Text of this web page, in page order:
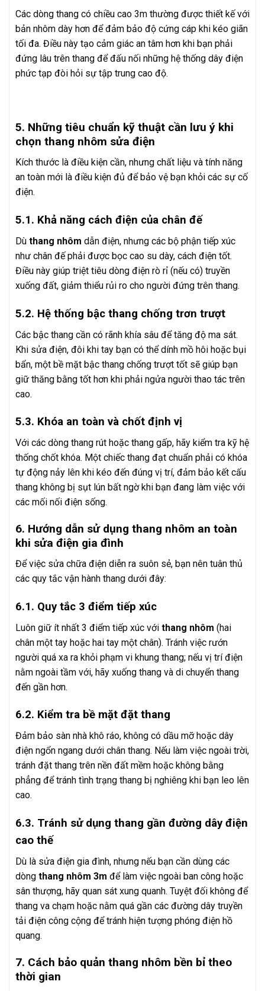
Các dòng thang có chiều cao 3m thường được thiết kế với
bản nhôm dày hơn để đảm bảo độ cứng cáp khi kéo giãn
tối đa. Điều này tạo cảm giác an tâm hơn khi bạn phải
đứng lâu trên thang để đấu nối những hệ thống dây điện
phức tạp đòi hỏi sự tập trung cao độ.
5. Những tiêu chuẩn kỹ thuật cần lưu ý khi
chọn thang nhôm sửa điện
Kích thước là điều kiện cần, nhưng chất liệu và tính năng
an toàn mới là điều kiện đủ để bảo vệ bạn khỏi các sự cố
điện.
5.1. Khả năng cách điện của chân đế
Dù thang nhôm dẫn điện, nhưng các bộ phận tiếp xúc
như chân đế phải được bọc cao su dày, cách điện tốt.
Điều này giúp triệt tiêu dòng điện rò rỉ (nếu có) truyền
xuống đất, giảm thiểu rủi ro cho người đứng trên thang.
5.2. Hệ thống bậc thang chống trơn trượt
Các bậc thang cần có rãnh khía sâu để tăng độ ma sát.
Khi sửa điện, đôi khi tay bạn có thể dính mồ hôi hoặc bụi
bẩn, một bề mặt bậc thang chống trượt tốt sẽ giúp bạn
giữ thăng bằng tốt hơn khi phải ngửa người thao tác trên
cao.
5.3. Khóa an toàn và chốt định vị
Với các dòng thang rút hoặc thang gấp, hãy kiểm tra kỹ hệ
thống chốt khóa. Một chiếc thang đạt chuẩn phải có khóa
tự động nảy lên khi kéo đến đúng vị trí, đảm bảo kết cấu
thang không bị sụt lún bất ngờ khi bạn đang làm việc với
các mối nối điện sống.
6. Hướng dẫn sử dụng thang nhôm an toàn
khi sửa điện gia đình
Để việc sửa chữa điện diễn ra suôn sẻ, bạn nên tuân thủ
các quy tắc vận hành thang dưới đây:
6.1. Quy tắc 3 điểm tiếp xúc
Luôn giữ ít nhất 3 điểm tiếp xúc với thang nhôm (hai
chân một tay hoặc hai tay một chân). Tránh việc rướn
người quá xa ra khỏi phạm vi khung thang; nếu vị trí điện
nằm ngoài tầm với, hãy xuống thang và di chuyển thang
đến gần hơn.
6.2. Kiểm tra bề mặt đặt thang
Đảm bảo sàn nhà khô ráo, không có dầu mỡ hoặc dây
điện ngổn ngang dưới chân thang. Nếu làm việc ngoài trời,
tránh đặt thang trên nền đất mềm hoặc không bằng
phẳng để tránh tình trạng thang bị nghiêng khi bạn leo lên
cao.
6.3. Tránh sử dụng thang gần đường dây điện
cao thế
Dù là sửa điện gia đình, nhưng nếu bạn cần dùng các
dòng thang nhôm 3m để làm việc ngoài ban công hoặc
sân thượng, hãy quan sát xung quanh. Tuyệt đối không để
thang va chạm hoặc nằm quá gần các đường dây truyền
tải điện công cộng để tránh hiện tượng phóng điện hồ
quang.
7. Cách bảo quản thang nhôm bền bỉ theo
thời gian